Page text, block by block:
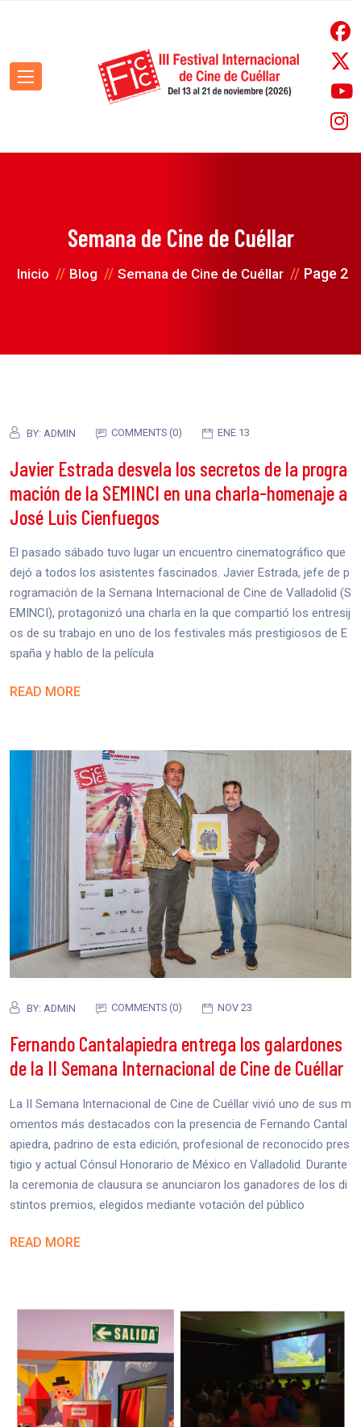
Semana de Cine de Cuéllar
Inicio Blog Semana de Cine de Cuéllar Page 2
BY: ADMIN COMMENTS (0) ENE 13
Javier Estrada desvela los secretos de la progra
mación de la SEMINCI en una charla-homenaje a
José Luis Cienfuegos
El pasado sábado tuvo lugar un encuentro cinematográfico que
dejó a todos los asistentes fascinados. Javier Estrada, jefe de p
rogramación de la Semana Internacional de Cine de Valladolid (S
EMINCI), protagonizó una charla en la que compartió los entresij
os de su trabajo en uno de los festivales más prestigiosos de E
spaña y hablo de la película
READ MORE
BY: ADMIN COMMENTS (0) NOV 23
Fernando Cantalapiedra entrega los galardones
de la II Semana Internacional de Cine de Cuéllar
La II Semana Internacional de Cine de Cuéllar vivió uno de sus m
omentos más destacados con la presencia de Fernando Cantal
apiedra, padrino de esta edición, profesional de reconocido pres
tigio y actual Cónsul Honorario de México en Valladolid. Durante
la ceremonia de clausura se anunciaron los ganadores de los di
stintos premios, elegidos mediante votación del público
READ MORE